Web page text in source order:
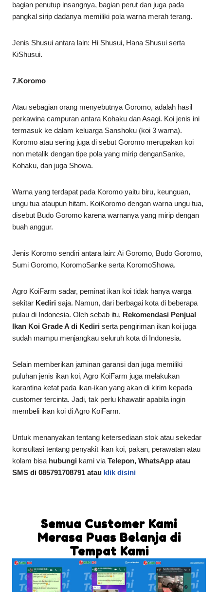
bagian penutup insangnya, bagian perut dan juga pada
pangkal sirip dadanya memiliki pola warna merah terang.
Jenis Shusui antara lain: Hi Shusui, Hana Shusui serta
KiShusui.
7.Koromo
Atau sebagian orang menyebutnya Goromo, adalah hasil
perkawina campuran antara Kohaku dan Asagi. Koi jenis ini
termasuk ke dalam keluarga Sanshoku (koi 3 warna).
Koromo atau sering juga di sebut Goromo merupakan koi
non metalik dengan tipe pola yang mirip denganSanke,
Kohaku, dan juga Showa.
Warna yang terdapat pada Koromo yaitu biru, keunguan,
ungu tua ataupun hitam. KoiKoromo dengan warna ungu tua,
disebut Budo Goromo karena warnanya yang mirip dengan
buah anggur.
Jenis Koromo sendiri antara lain: Ai Goromo, Budo Goromo,
Sumi Goromo, KoromoSanke serta KoromoShowa.
Agro KoiFarm sadar, peminat ikan koi tidak hanya warga
sekitar Kediri saja. Namun, dari berbagai kota di beberapa
pulau di Indonesia. Oleh sebab itu, Rekomendasi Penjual
Ikan Koi Grade A di Kediri serta pengiriman ikan koi juga
sudah mampu menjangkau seluruh kota di Indonesia.
Selain memberikan jaminan garansi dan juga memiliki
puluhan jenis ikan koi, Agro KoiFarm juga melakukan
karantina ketat pada ikan-ikan yang akan di kirim kepada
customer tercinta. Jadi, tak perlu khawatir apabila ingin
membeli ikan koi di Agro KoiFarm.
Untuk menanyakan tentang ketersediaan stok atau sekedar
konsultasi tentang penyakit ikan koi, pakan, perawatan atau
kolam bisa hubungi kami viaTelepon, WhatsApp atau
SMS di 085791708791 atau klik disini
Semua Customer Kami
Merasa Puas Belanja di
Tempat Kami